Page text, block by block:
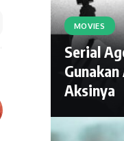
MOVIES
Serial
Aksinya